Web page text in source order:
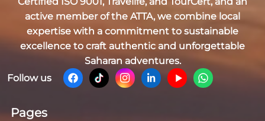
active member of the ATTA, we combine local
expertise with a commitment to sustainable
excellence to craft authentic and unforgettable
Saharan adventures.
Follow us
Pages